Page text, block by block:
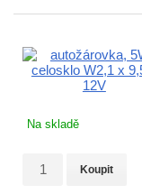
Na skladě
Koupit